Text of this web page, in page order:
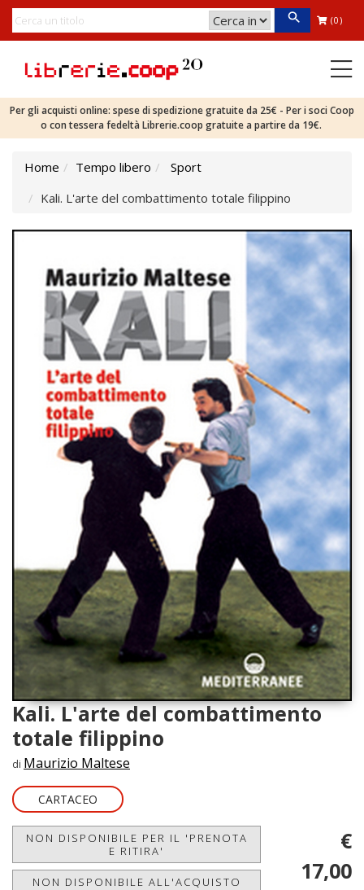
(0)
Per gli acquisti online: spese di spedizione gratuite da 25€ - Per i soci Coop
o con tessera fedeltà Librerie.coop gratuite a partire da 19€.
Home Tempo libero
Sport
Kali. L'arte del combattimento totale filippino
Kali. L'arte del combattimento
totale filippino
di Maurizio Maltese
CARTACEO
NON DISPONIBILE PER IL 'PRENOTA
E RITIRA'
NON DISPONIBILE ALL'ACQUISTO
€
17,00